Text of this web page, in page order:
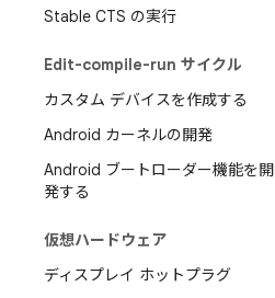
Stable CTS の実行
Edit-compile-run サイクル
カスタム デバイスを作成する
Android カーネルの開発
Android ブートローダー機能を開
発する
仮想ハードウェア
ディスプレイ ホットプラグ